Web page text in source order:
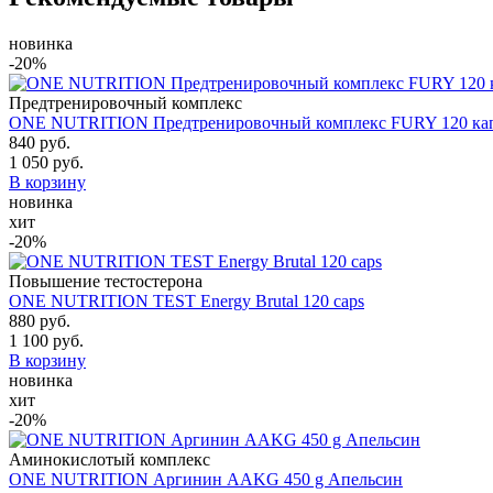
новинка
-20%
Предтренировочный комплекс
ONE NUTRITION Предтренировочный комплекс FURY 120
840 руб.
1 050 руб.
В корзину
новинка
хит
-20%
Повышение тестостерона
ONE NUTRITION TEST Energy Brutal 120 caps
880 руб.
1 100 руб.
В корзину
новинка
хит
-20%
Аминокислотый комплекс
ONE NUTRITION Аргинин AAKG 450 g Апельсин